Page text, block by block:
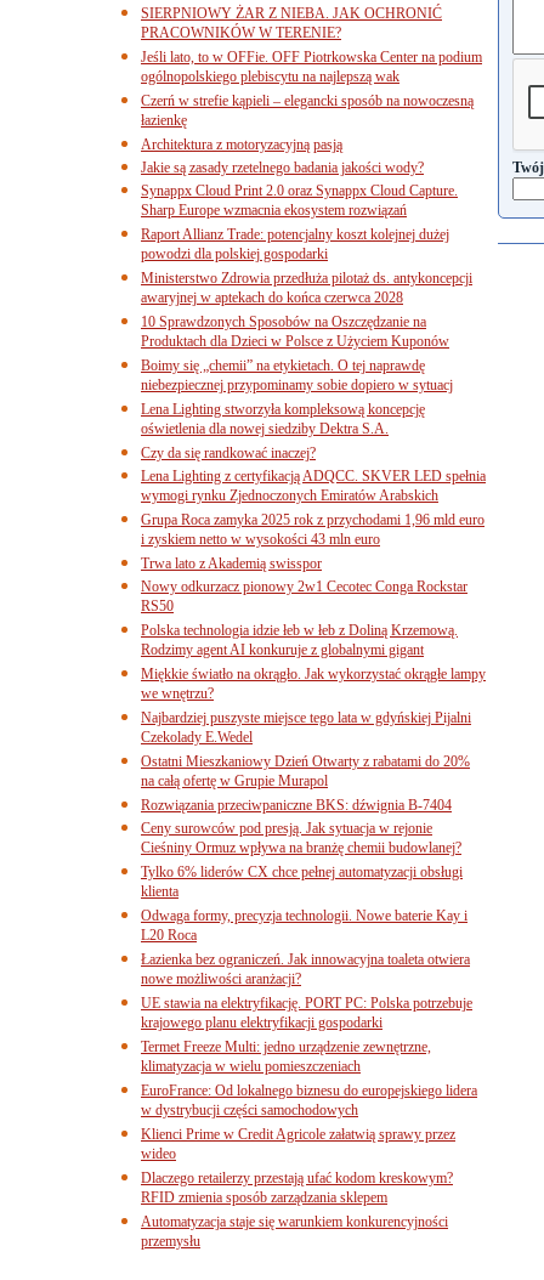
SIERPNIOWY ŻAR Z NIEBA. JAK OCHRONIĆ
PRACOWNIKÓW W TERENIE?
Jeśli lato, to w OFFie. OFF Piotrkowska Center na podium
ogólnopolskiego plebiscytu na najlepszą wak
Czerń w strefie kąpieli – elegancki sposób na nowoczesną
łazienkę
Architektura z motoryzacyjną pasją
Jakie są zasady rzetelnego badania jakości wody?
Synappx Cloud Print 2.0 oraz Synappx Cloud Capture.
Sharp Europe wzmacnia ekosystem rozwiązań
Raport Allianz Trade: potencjalny koszt kolejnej dużej
powodzi dla polskiej gospodarki
Ministerstwo Zdrowia przedłuża pilotaż ds. antykoncepcji
awaryjnej w aptekach do końca czerwca 2028
10 Sprawdzonych Sposobów na Oszczędzanie na
Produktach dla Dzieci w Polsce z Użyciem Kuponów
Boimy się „chemii” na etykietach. O tej naprawdę
niebezpiecznej przypominamy sobie dopiero w sytuacj
Lena Lighting stworzyła kompleksową koncepcję
oświetlenia dla nowej siedziby Dektra S.A.
Czy da się randkować inaczej?
Lena Lighting z certyfikacją ADQCC. SKVER LED spełnia
wymogi rynku Zjednoczonych Emiratów Arabskich
Grupa Roca zamyka 2025 rok z przychodami 1,96 mld euro
i zyskiem netto w wysokości 43 mln euro
Trwa lato z Akademią swisspor
Nowy odkurzacz pionowy 2w1 Cecotec Conga Rockstar
RS50
Polska technologia idzie łeb w łeb z Doliną Krzemową.
Rodzimy agent AI konkuruje z globalnymi gigant
Miękkie światło na okrągło. Jak wykorzystać okrągłe lampy
we wnętrzu?
Najbardziej puszyste miejsce tego lata w gdyńskiej Pijalni
Czekolady E.Wedel
Ostatni Mieszkaniowy Dzień Otwarty z rabatami do 20%
na całą ofertę w Grupie Murapol
Rozwiązania przeciwpaniczne BKS: dźwignia B-7404
Ceny surowców pod presją. Jak sytuacja w rejonie
Cieśniny Ormuz wpływa na branżę chemii budowlanej?
Tylko 6% liderów CX chce pełnej automatyzacji obsługi
klienta
Odwaga formy, precyzja technologii. Nowe baterie Kay i
L20 Roca
Łazienka bez ograniczeń. Jak innowacyjna toaleta otwiera
nowe możliwości aranżacji?
UE stawia na elektryfikację. PORT PC: Polska potrzebuje
krajowego planu elektryfikacji gospodarki
Termet Freeze Multi: jedno urządzenie zewnętrzne,
klimatyzacja w wielu pomieszczeniach
EuroFrance: Od lokalnego biznesu do europejskiego lidera
w dystrybucji części samochodowych
Klienci Prime w Credit Agricole załatwią sprawy przez
wideo
Dlaczego retailerzy przestają ufać kodom kreskowym?
RFID zmienia sposób zarządzania sklepem
Automatyzacja staje się warunkiem konkurencyjności
przemysłu